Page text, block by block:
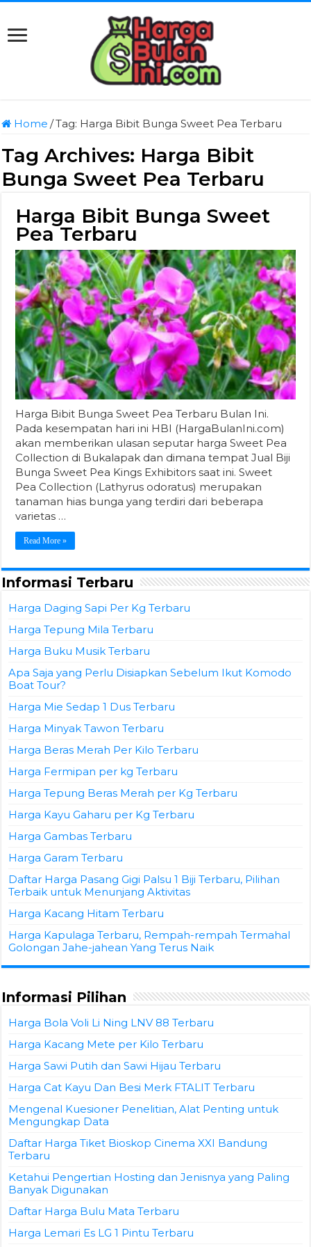
Home /Tag: Harga Bibit Bunga Sweet Pea Terbaru
Tag Archives: Harga Bibit
Bunga Sweet Pea Terbaru
Harga Bibit Bunga Sweet
Pea Terbaru
Harga Bibit Bunga Sweet Pea Terbaru Bulan Ini.
Pada kesempatan hari ini HBI (HargaBulanIni.com)
akan memberikan ulasan seputar harga Sweet Pea
Collection di Bukalapak dan dimana tempat Jual Biji
Bunga Sweet Pea Kings Exhibitors saat ini. Sweet
Pea Collection (Lathyrus odoratus) merupakan
tanaman hias bunga yang terdiri dari beberapa
varietas …
Read More »
Informasi Terbaru
Harga Daging Sapi Per Kg Terbaru
Harga Tepung Mila Terbaru
Harga Buku Musik Terbaru
Apa Saja yang Perlu Disiapkan Sebelum Ikut Komodo
Boat Tour?
Harga Mie Sedap 1 Dus Terbaru
Harga Minyak Tawon Terbaru
Harga Beras Merah Per Kilo Terbaru
Harga Fermipan per kg Terbaru
Harga Tepung Beras Merah per Kg Terbaru
Harga Kayu Gaharu per Kg Terbaru
Harga Gambas Terbaru
Harga Garam Terbaru
Daftar Harga Pasang Gigi Palsu 1 Biji Terbaru, Pilihan
Terbaik untuk Menunjang Aktivitas
Harga Kacang Hitam Terbaru
Harga Kapulaga Terbaru, Rempah-rempah Termahal
Golongan Jahe-jahean Yang Terus Naik
Informasi Pilihan
Harga Bola Voli Li Ning LNV 88 Terbaru
Harga Kacang Mete per Kilo Terbaru
Harga Sawi Putih dan Sawi Hijau Terbaru
Harga Cat Kayu Dan Besi Merk FTALIT Terbaru
Mengenal Kuesioner Penelitian, Alat Penting untuk
Mengungkap Data
Daftar Harga Tiket Bioskop Cinema XXI Bandung
Terbaru
Ketahui Pengertian Hosting dan Jenisnya yang Paling
Banyak Digunakan
Daftar Harga Bulu Mata Terbaru
Harga Lemari Es LG 1 Pintu Terbaru